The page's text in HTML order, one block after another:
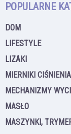
POPULARNE
DOM
LIFESTYLE
LIZAKI
MIERNIKI
MECHANIZMY
MASŁO
MASZYNKI,